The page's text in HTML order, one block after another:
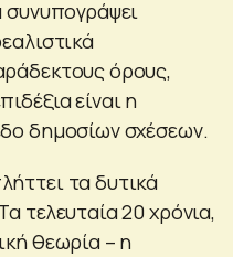
όρους,
είναι η
δημοσίων σχέσεων.
τα δυτικά
τελευταία 20 χρόνια,
θεωρία – η